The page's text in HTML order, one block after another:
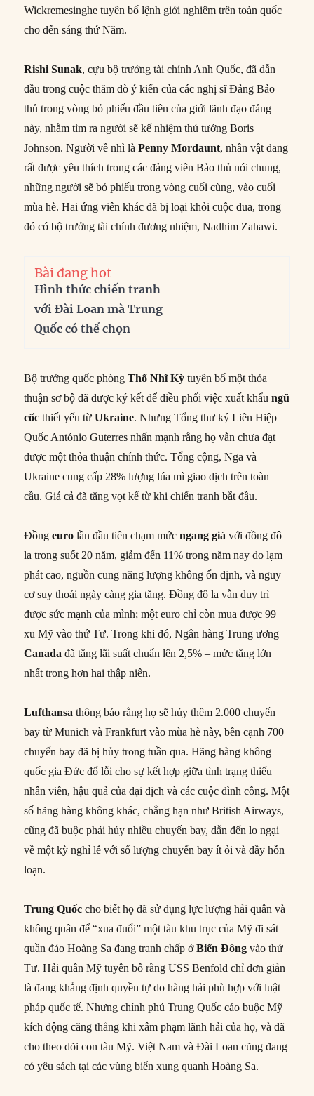
Wickremesinghe tuyên bố lệnh giới nghiêm trên toàn quốc
cho đến sáng thứ Năm.
Rishi Sunak, cựu bộ trưởng tài chính Anh Quốc, đã dẫn
đầu trong cuộc thăm dò ý kiến của các nghị sĩ Đảng Bảo
thủ trong vòng bỏ phiếu đầu tiên của giới lãnh đạo đảng
này, nhằm tìm ra người sẽ kế nhiệm thủ tướng Boris
Johnson. Người về nhì làPenny Mordaunt, nhân vật đang
rất được yêu thích trong các đảng viên Bảo thủ nói chung,
những người sẽ bỏ phiếu trong vòng cuối cùng, vào cuối
mùa hè. Hai ứng viên khác đã bị loại khỏi cuộc đua, trong
đó có bộ trưởng tài chính đương nhiệm, Nadhim Zahawi.
Bài đang hot
Hình thức chiến tranh
với Đài Loan mà Trung
Quốc có thể chọn
Bộ trưởng quốc phòngThổ Nhĩ Kỳ tuyên bố một thỏa
thuận sơ bộ đã được ký kết để điều phối việc xuất khẩungũ
cốc thiết yếu từUkraine. Nhưng Tổng thư ký Liên Hiệp
Quốc António Guterres nhấn mạnh rằng họ vẫn chưa đạt
được một thỏa thuận chính thức. Tổng cộng, Nga và
Ukraine cung cấp 28% lượng lúa mì giao dịch trên toàn
cầu. Giá cả đã tăng vọt kể từ khi chiến tranh bắt đầu.
Đồngeuro lần đầu tiên chạm mứcngang giá với đồng đô
la trong suốt 20 năm, giảm đến 11% trong năm nay do lạm
phát cao, nguồn cung năng lượng không ổn định, và nguy
cơ suy thoái ngày càng gia tăng. Đồng đô la vẫn duy trì
được sức mạnh của mình; một euro chỉ còn mua được 99
xu Mỹ vào thứ Tư. Trong khi đó, Ngân hàng Trung ương
Canada đã tăng lãi suất chuẩn lên 2,5% – mức tăng lớn
nhất trong hơn hai thập niên.
Lufthansa thông báo rằng họ sẽ hủy thêm 2.000 chuyến
bay từ Munich và Frankfurt vào mùa hè này, bên cạnh 700
chuyến bay đã bị hủy trong tuần qua. Hãng hàng không
quốc gia Đức đổ lỗi cho sự kết hợp giữa tình trạng thiếu
nhân viên, hậu quả của đại dịch và các cuộc đình công. Một
số hãng hàng không khác, chẳng hạn như British Airways,
cũng đã buộc phải hủy nhiều chuyến bay, dẫn đến lo ngại
về một kỳ nghỉ lễ với số lượng chuyến bay ít ỏi và đầy hỗn
loạn.
Trung Quốc cho biết họ đã sử dụng lực lượng hải quân và
không quân để “xua đuổi” một tàu khu trục của Mỹ đi sát
quần đảo Hoàng Sa đang tranh chấp ởBiển Đông vào thứ
Tư. Hải quân Mỹ tuyên bố rằng USS Benfold chỉ đơn giản
là đang khẳng định quyền tự do hàng hải phù hợp với luật
pháp quốc tế. Nhưng chính phủ Trung Quốc cáo buộc Mỹ
kích động căng thẳng khi xâm phạm lãnh hải của họ, và đã
cho theo dõi con tàu Mỹ. Việt Nam và Đài Loan cũng đang
có yêu sách tại các vùng biển xung quanh Hoàng Sa.